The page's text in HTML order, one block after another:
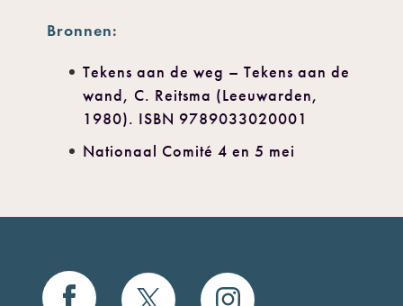
Bronnen:
Tekens aan de weg – Tekens aan de
wand, C. Reitsma (Leeuwarden,
1980). ISBN 9789033020001
Nationaal Comité 4 en 5 mei